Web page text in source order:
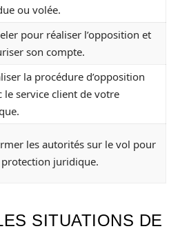
ou volée.
pour réaliser l’opposition et
son compte.
la procédure d’opposition
le service client de votre
les autorités sur le vol pour
protection juridique.
SITUATIONS DE